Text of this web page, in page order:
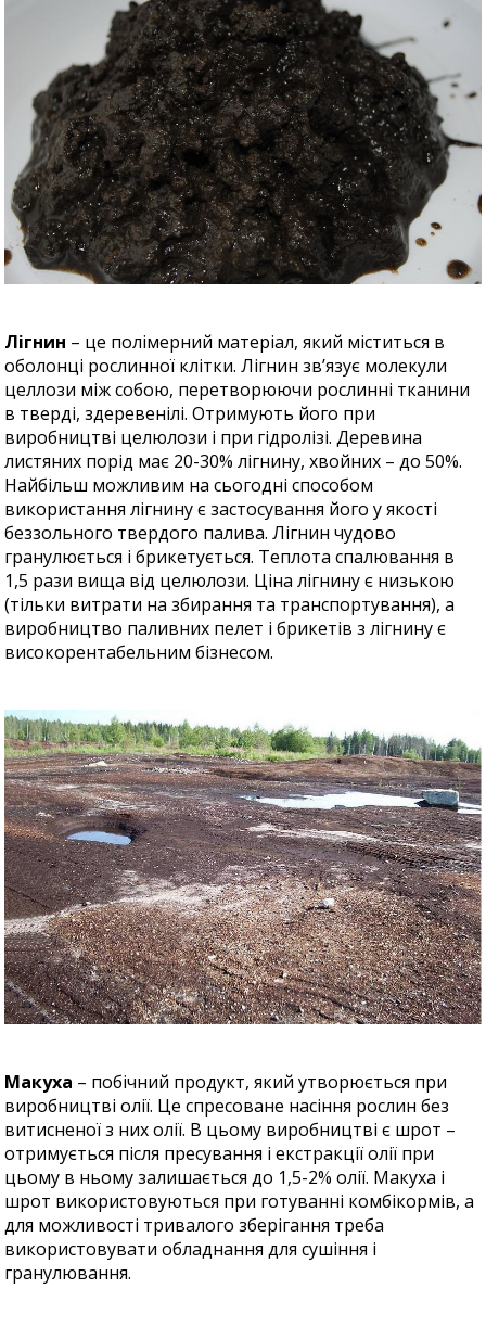
Лігнин – це полімерний матеріал, який міститься в
оболонці рослинної клітки. Лігнин зв’язує молекули
целлози між собою, перетворюючи рослинні тканини
в тверді, здеревенілі. Отримують його при
виробництві целюлози і при гідролізі. Деревина
листяних порід має 20-30% лігнину, хвойних – до 50%.
Найбільш можливим на сьогодні способом
використання лігнину є застосування його у якості
беззольного твердого палива. Лігнин чудово
гранулюється і брикетується. Теплота спалювання в
1,5 рази вища від целюлози. Ціна лігнину є низькою
(тільки витрати на збирання та транспортування), а
виробництво паливних пелет і брикетів з лігнину є
високорентабельним бізнесом.
Макуха – побічний продукт, який утворюється при
виробництві олії. Це спресоване насіння рослин без
витисненої з них олії. В цьому виробництві є шрот –
отримується після пресування і екстракції олії при
цьому в ньому залишається до 1,5-2% олії. Макуха і
шрот використовуються при готуванні комбікормів, а
для можливості тривалого зберігання треба
використовувати обладнання для сушіння і
гранулювання.